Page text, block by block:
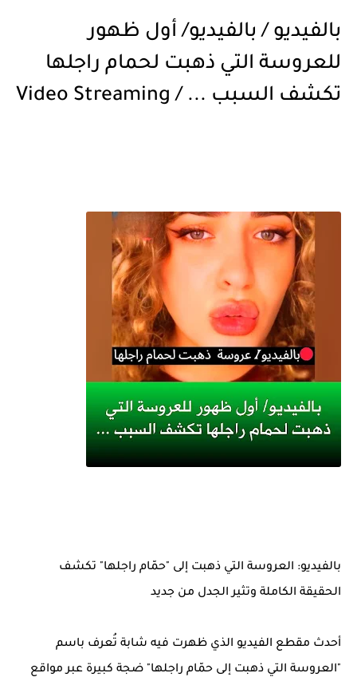
بالفيديو / بالفيديو/ أول ظهور
للعروسة التي ذهبت لحمام راجلها
تكشف السبب ... / Video Streaming
بالفيديو: العروسة التي ذهبت إلى "حمّام راجلها" تكشف
الحقيقة الكاملة وتثير الجدل من جديد
أحدث مقطع الفيديو الذي ظهرت فيه شابة تُعرف باسم
"العروسة التي ذهبت إلى حمّام راجلها" ضجة كبيرة عبر مواقع